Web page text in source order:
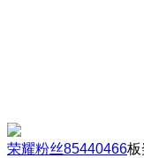
荣耀粉丝85440466板